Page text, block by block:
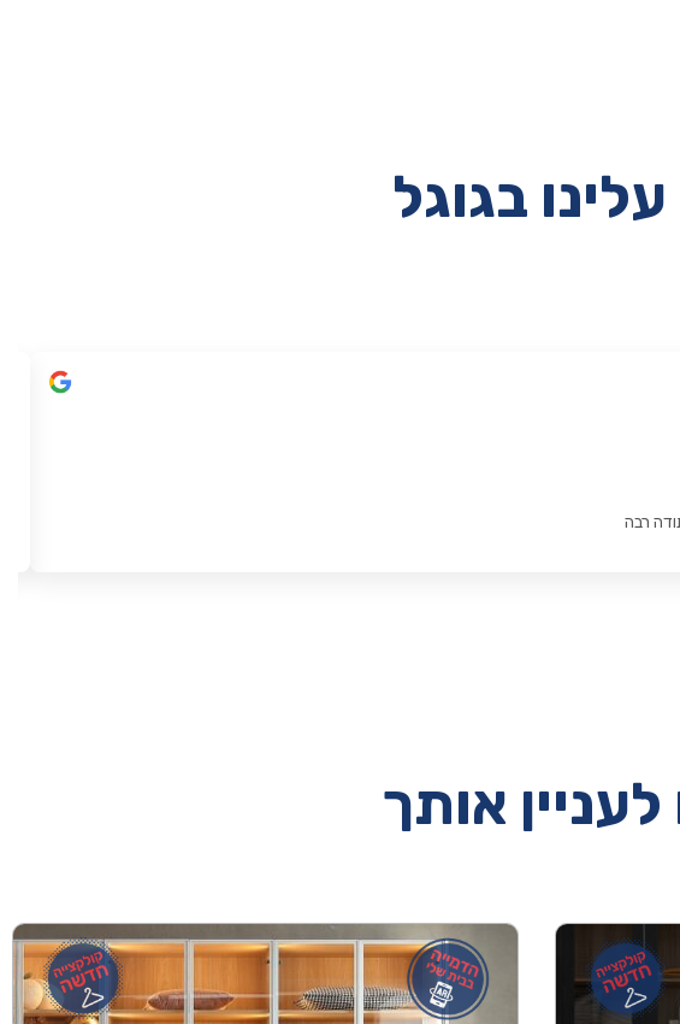
בגוגל
רבה
אותך